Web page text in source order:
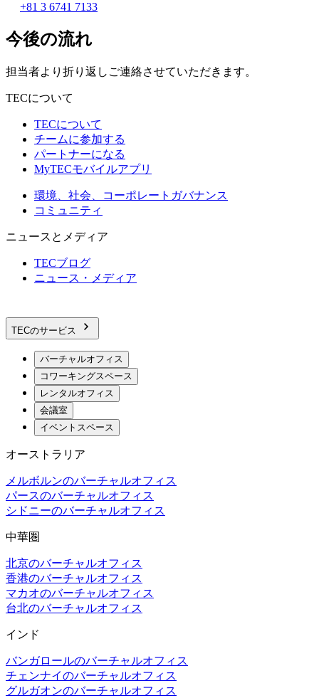
+81 3 6741 7133
今後の流れ
担当者より折り返しご連絡させていただきます。
TECについて
TECについて
チームに参加する
パートナーになる
MyTECモバイルアプリ
環境、社会、コーポレートガバナンス
コミュニティ
ニュースとメディア
TECブログ
ニュース・メディア
TECのサービス
バーチャルオフィス
コワーキングスペース
レンタルオフィス
会議室
イベントスペース
オーストラリア
メルボルンのバーチャルオフィス
パースのバーチャルオフィス
シドニーのバーチャルオフィス
中華圏
北京のバーチャルオフィス
香港のバーチャルオフィス
マカオのバーチャルオフィス
台北のバーチャルオフィス
インド
バンガロールのバーチャルオフィス
チェンナイのバーチャルオフィス
グルガオンのバーチャルオフィス